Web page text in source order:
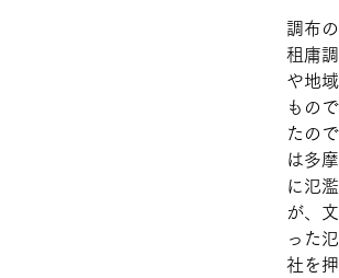
調布
租庸
や地
もの
たの
は多
に氾
が、
った
社を